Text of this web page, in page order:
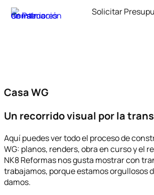
Saltar
Solicitar
Casa WG
Un recorrido visual por la
Aquí puedes ver todo el proceso de
WG: planos, renders, obra en curso y el
NK8 Reformas nos gusta mostrar con
trabajamos, porque estamos orgullosos
damos.